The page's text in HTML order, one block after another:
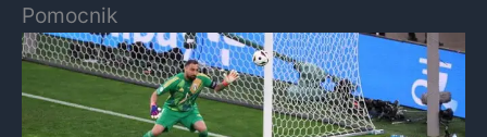
Pomocnik